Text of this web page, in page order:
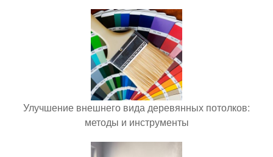
Улучшение внешнего вида деревянных потолков:
методы и инструменты